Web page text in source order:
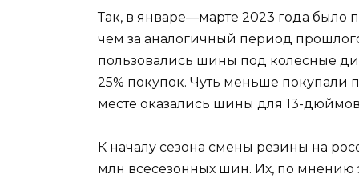
Так, в январе—марте 2023 года было
чем за аналогичный период
пользовались шины под колесные
25% покупок. Чуть меньше покупали
месте оказались шины для 13-
К началу сезона смены резины на
млн всесезонных шин. Их, по мнению